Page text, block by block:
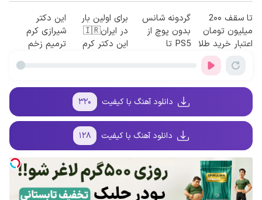
تا سقف 2۰۰
میلیون تومان
اعتبار خرید طلا
گردونه شانس
بدون پوچ از
PS5 تا
برای اولین بار
در ایران🇮🇷
این دکتر کرم
این دکتر
شیرازی کرم
ترمیم زخم
دانلود آهنگ با کیفیت ۳۲۰
دانلود آهنگ با کیفیت ۱۲۸